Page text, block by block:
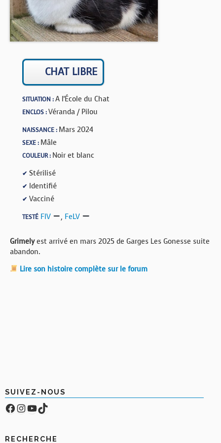
BOUTIQUE
FORUM
CHAT LIBRE
SITUATION :A l'École du Chat
ENCLOS :Véranda / Pilou
NAISSANCE : Mars 2024
SEXE : Mâle
COULEUR : Noir et blanc
✔ Stérilisé
✔ Identifié
✔ Vacciné
TESTÉ FIV , FeLV
Grimelyest arrivé en mars 2025 de Garges Les Gonesse suite
abandon.
Lire son histoire complète sur le forum
SUIVEZ-NOUS
Facebook
Compte Instagram
YouTube
TikTok
RECHERCHE